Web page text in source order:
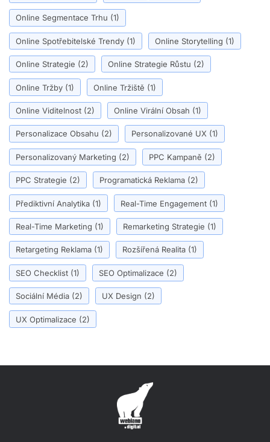
Online Segmentace Trhu (1)
Online Spotřebitelské Trendy (1) Online Storytelling (1)
Online Strategie (2) Online Strategie Růstu (2)
Online Tržby (1) Online Tržiště (1)
Online Viditelnost (2) Online Virální Obsah (1)
Personalizace Obsahu (2) Personalizované UX (1)
Personalizovaný Marketing (2) PPC Kampaně (2)
PPC Strategie (2) Programatická Reklama (2)
Přediktivní Analytika (1) Real-Time Engagement (1)
Real-Time Marketing (1) Remarketing Strategie (1)
Retargeting Reklama (1) Rozšířená Realita (1)
SEO Checklist (1) SEO Optimalizace (2)
Sociální Média (2) UX Design (2)
UX Optimalizace (2)